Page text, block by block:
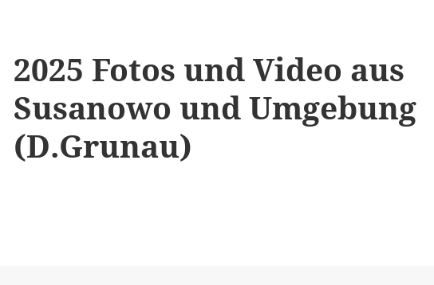
2025 Fotos und Video aus
Susanowo und Umgebung
(D.Grunau)